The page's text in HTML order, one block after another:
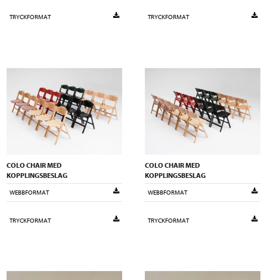
TRYCKFORMAT TRYCKFORMAT
COLO CHAIR MED
KOPPLINGSBESLAG
WEBBFORMAT
TRYCKFORMAT
COLO CHAIR MED
KOPPLINGSBESLAG
WEBBFORMAT
TRYCKFORMAT